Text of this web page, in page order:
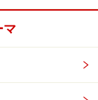
いう聖書の言
よるレリーフ
教会建築の先
マ